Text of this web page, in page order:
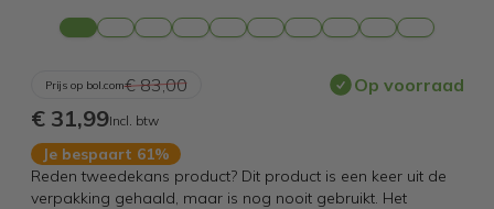
Prijs op bol.com€ 83,00 Op voorraad
€ 31,99Incl. btw
Je bespaart 61%
Reden tweedekans product? Dit product is een keer uit de
verpakking gehaald, maar is nog nooit gebruikt. Het